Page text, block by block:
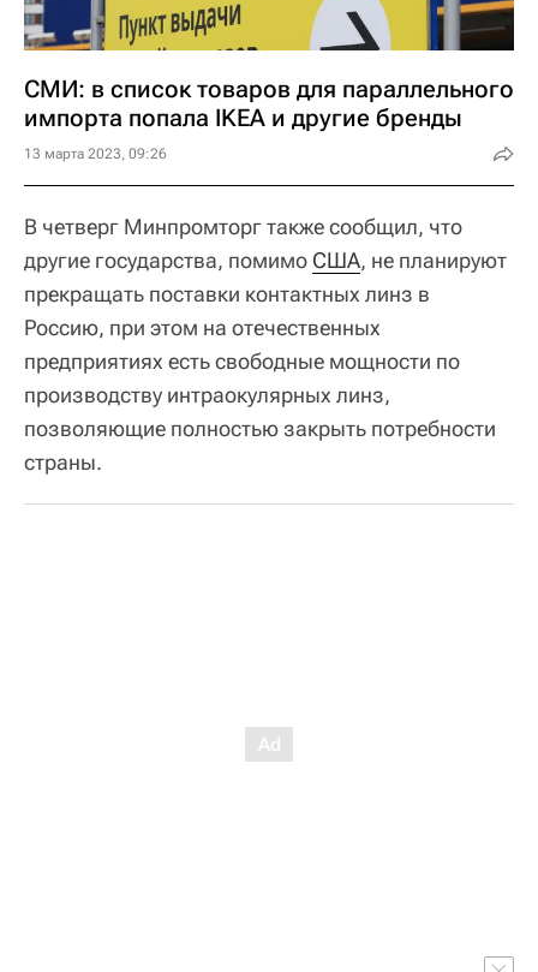
СМИ: в список товаров для параллельного
импорта попала IKEA и другие бренды
13 марта 2023, 09:26
В четверг Минпромторг также сообщил, что
другие государства, помимо США, не планируют
прекращать поставки контактных линз в
Россию, при этом на отечественных
предприятиях есть свободные мощности по
производству интраокулярных линз,
позволяющие полностью закрыть потребности
страны.